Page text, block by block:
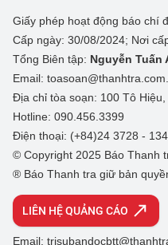
Giấy phép hoạt động báo chí
Cấp ngày: 30/08/2024; Nơi
Tổng Biên tập: Nguyễn Tuấn
Email:
Địa chỉ tòa soạn: 100 Tô
Hotline: 090.456.3399
Điện thoại: (+84)24 3728 -
© Copyright 2025 Báo Thanh
® Báo Thanh tra giữ bản
LIÊN HỆ QUẢNG CÁO
Email: